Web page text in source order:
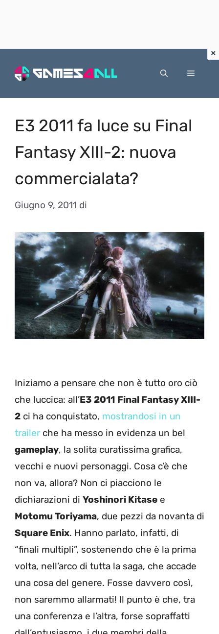
Menu
E3 2011 fa luce su Final
Fantasy XIII-2: nuova
commercialata?
Giugno 9, 2011 di
Iniziamo a pensare che non è tutto oro ciò
che luccica: all’E3 2011 Final Fantasy XIII-
2 ci ha conquistato, mostrandosi in un
trailer che ha messo in evidenza un bel
gameplay, la solita curatissima grafica,
vecchi e nuovi personaggi. Cosa c’è che
non va, allora? Non ci piacciono le
dichiarazioni di Yoshinori Kitase e
Motomu Toriyama, due pezzi da novanta di
Square Enix. Hanno parlato, infatti, di
“finali multipli”, sostenendo che è la prima
volta, nell’arco di tutta la saga, che accade
una cosa del genere. Fosse davvero così,
non saremmo allarmati! Il punto è che, tra
una conferenza e l’altra, forse sopraffatti